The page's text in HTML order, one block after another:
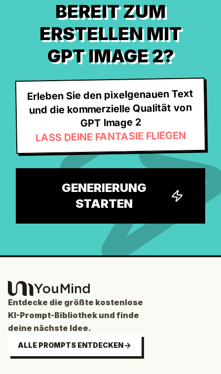
BEREIT ZUM
ERSTELLEN MIT
GPT IMAGE 2?
Erleben Sie den pixelgenauen Text
und die kommerzielle Qualität von
GPT Image 2
LASS DEINE FANTASIE FLIEGEN
GENERIERUNG
STARTEN
Entdecke die größte kostenlose
KI-Prompt-Bibliothek und finde
deine nächste Idee.
ALLE PROMPTS ENTDECKEN